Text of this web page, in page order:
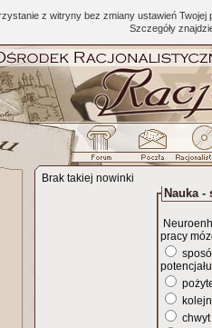
z witryny bez zmiany ustawień
Szczegóły
Brak takiej nowinki
Nauka -
pracy
potencjału